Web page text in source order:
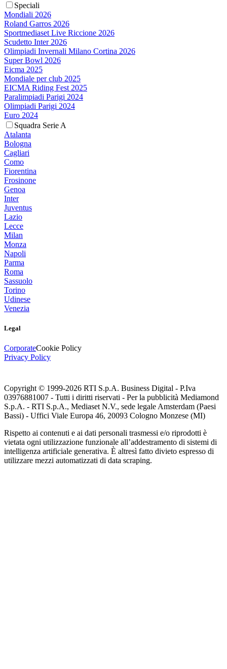
Speciali
Mondiali 2026
Roland Garros 2026
Sportmediaset Live Riccione 2026
Scudetto Inter 2026
Olimpiadi Invernali Milano Cortina 2026
Super Bowl 2026
Eicma 2025
Mondiale per club 2025
EICMA Riding Fest 2025
Paralimpiadi Parigi 2024
Olimpiadi Parigi 2024
Euro 2024
Squadra Serie A
Atalanta
Bologna
Cagliari
Como
Fiorentina
Frosinone
Genoa
Inter
Juventus
Lazio
Lecce
Milan
Monza
Napoli
Parma
Roma
Sassuolo
Torino
Udinese
Venezia
Legal
CorporateCookie Policy
Privacy Policy
Copyright © 1999-2026 RTI S.p.A. Business Digital - P.Iva
03976881007 - Tutti i diritti riservati - Per la pubblicità Mediamond
S.p.A. - RTI S.p.A., Mediaset N.V., sede legale Amsterdam (Paesi
Bassi) - Uffici Viale Europa 46, 20093 Cologno Monzese (MI)
Rispetto ai contenuti e ai dati personali trasmessi e/o riprodotti è
vietata ogni utilizzazione funzionale all’addestramento di sistemi di
intelligenza artificiale generativa. È altresì fatto divieto espresso di
utilizzare mezzi automatizzati di data scraping.